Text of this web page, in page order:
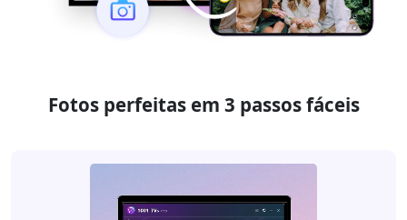
Fotos perfeitas em 3 passos fáceis